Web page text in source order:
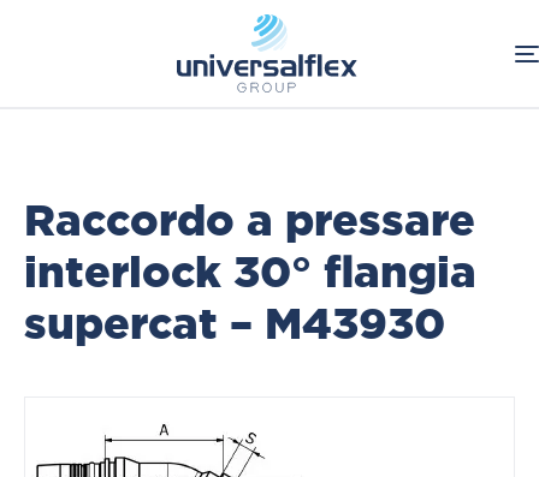
Connessioni Oleodinamiche
Raccordi a pressare Interlock
Raccordo a pressare
interlock 30° flangia
supercat – M43930